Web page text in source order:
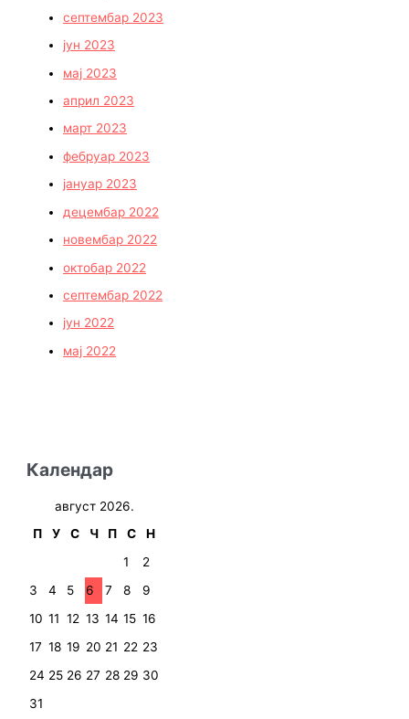
септембар 2023
јун 2023
мај 2023
април 2023
март 2023
фебруар 2023
јануар 2023
децембар 2022
новембар 2022
октобар 2022
септембар 2022
јун 2022
мај 2022
Календар
август 2026.
П
У С Ч П С
Н
1
2
3
4 5 6 7 8
9
10 11 12 13 14 15 16
17 18 19 20 21 22 23
24 25 26 27 28 29 30
31